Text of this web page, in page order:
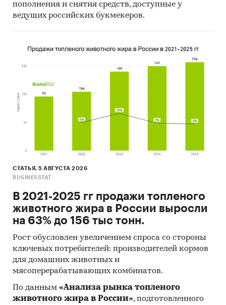
пополнения и снятия средств, доступные у
ведущих российских букмекеров.
СТАТЬЯ, 5 АВГУСТА 2026
BUSINESSTAT
В 2021-2025 гг продажи топленого
животного жира в России выросли
на 63% до 156 тыс тонн.
Рост обусловлен увеличением спроса со стороны
ключевых потребителей: производителей кормов
для домашних животных и
мясоперерабатывающих комбинатов.
По данным «Анализа рынка топленого
животного жира в России», подготовленного